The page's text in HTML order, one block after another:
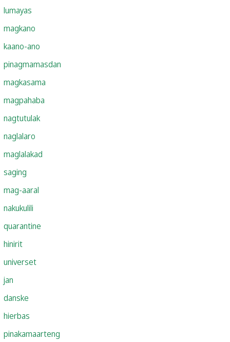
lumayas
magkano
kaano-ano
pinagmamasdan
magkasama
magpahaba
nagtutulak
naglalaro
maglalakad
saging
mag-aaral
nakukulili
quarantine
hinirit
universet
jan
danske
hierbas
pinakamaarteng